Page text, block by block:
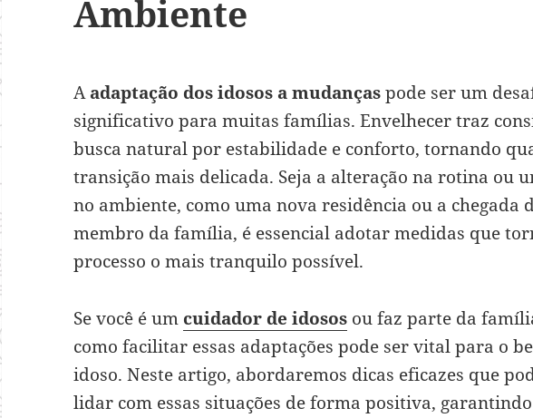
Ambiente
Aadaptação dos idosos a mudançaspode ser um
significativo para muitas famílias. Envelhecer traz
busca natural por estabilidade e conforto, tornando
transição mais delicada. Seja a alteração na rotina ou
no ambiente, como uma nova residência ou a chegada
membro da família, é essencial adotar medidas que
processo o mais tranquilo possível.
Se você é um cuidador de idosos ou faz parte da
como facilitar essas adaptações pode ser vital para o
idoso. Neste artigo, abordaremos dicas eficazes que
lidar com essas situações de forma positiva,